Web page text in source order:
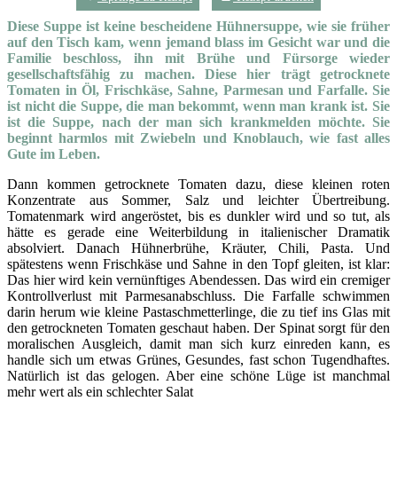
Diese Suppe ist keine bescheidene Hühnersuppe, wie sie früher
auf den Tisch kam, wenn jemand blass im Gesicht war und die
Familie beschloss, ihn mit Brühe und Fürsorge wieder
gesellschaftsfähig zu machen. Diese hier trägt getrocknete
Tomaten in Öl, Frischkäse, Sahne, Parmesan und Farfalle. Sie
ist nicht die Suppe, die man bekommt, wenn man krank ist. Sie
ist die Suppe, nach der man sich krankmelden möchte. Sie
beginnt harmlos mit Zwiebeln und Knoblauch, wie fast alles
Gute im Leben.
Dann kommen getrocknete Tomaten dazu, diese kleinen roten
Konzentrate aus Sommer, Salz und leichter Übertreibung.
Tomatenmark wird angeröstet, bis es dunkler wird und so tut, als
hätte es gerade eine Weiterbildung in italienischer Dramatik
absolviert. Danach Hühnerbrühe, Kräuter, Chili, Pasta. Und
spätestens wenn Frischkäse und Sahne in den Topf gleiten, ist klar:
Das hier wird kein vernünftiges Abendessen. Das wird ein cremiger
Kontrollverlust mit Parmesanabschluss. Die Farfalle schwimmen
darin herum wie kleine Pastaschmetterlinge, die zu tief ins Glas mit
den getrockneten Tomaten geschaut haben. Der Spinat sorgt für den
moralischen Ausgleich, damit man sich kurz einreden kann, es
handle sich um etwas Grünes, Gesundes, fast schon Tugendhaftes.
Natürlich ist das gelogen. Aber eine schöne Lüge ist manchmal
mehr wert als ein schlechter Salat